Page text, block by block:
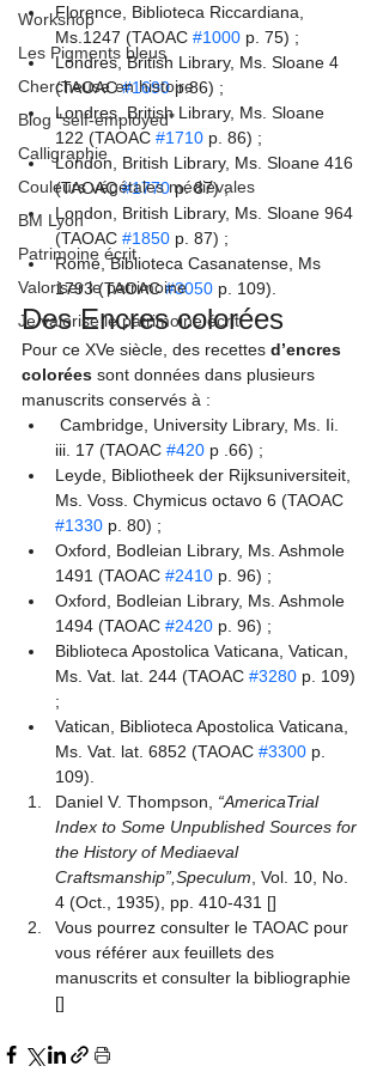
Workshop
Les Pigments bleus
Chercheuse en histoire
Blog "self-employed"
Calligraphie
Couleurs végétales médiévales
BM Lyon
Patrimoine écrit
Valoriser le patrimoine
Je valorise le patrimoine écrit
Florence, Biblioteca Riccardiana,
Ms.1247 (TAOAC #1000 p. 75) ;
Londres, British Library, Ms. Sloane 4
(TAOAC #1690 p.86) ;
Londres, British Library, Ms. Sloane
122 (TAOAC #1710 p. 86) ;
London, British Library, Ms. Sloane 416
(TAOAC #1770 p. 87) ;
London, British Library, Ms. Sloane 964
(TAOAC #1850 p. 87) ;
Rome, Biblioteca Casanatense, Ms
1793 (TAOAC #3050 p. 109).
Des Encres colorées
Pour ce XVe siècle, des recettes d’encres
colorées sont données dans plusieurs
manuscrits conservés à :
iii. 17 (TAOAC #420 p .66) ;
Leyde, Bibliotheek der Rijksuniversiteit,
Ms. Voss. Chymicus octavo 6 (TAOAC
#1330 p. 80) ;
Oxford, Bodleian Library, Ms. Ashmole
1491 (TAOAC #2410 p. 96) ;
Oxford, Bodleian Library, Ms. Ashmole
1494 (TAOAC #2420 p. 96) ;
Biblioteca Apostolica Vaticana, Vatican,
Ms. Vat. lat. 244 (TAOAC #3280 p. 109)
;
Vatican, Biblioteca Apostolica Vaticana,
Ms. Vat. lat. 6852 (TAOAC #3300 p.
109).
Daniel V. Thompson,
“AmericaTrial
Index to Some Unpublished Sources for
the History of Mediaeval
Craftsmanship”, Speculum , Vol. 10, No.
4 (Oct., 1935), pp. 410-431 []
Vous pourrez consulter le TAOAC pour
vous référer aux feuillets des
manuscrits et consulter la bibliographie
[]